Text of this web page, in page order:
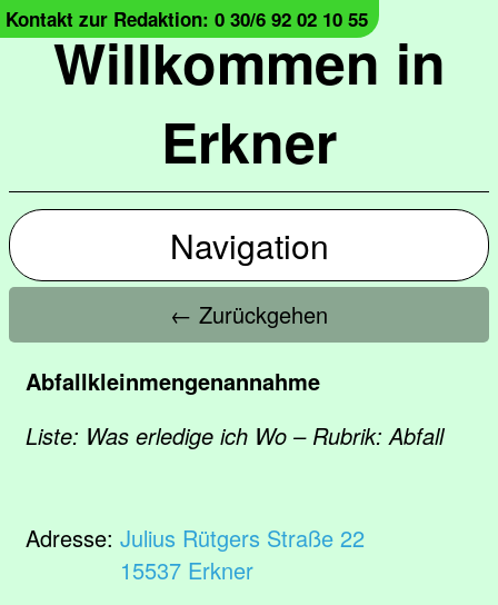
Willkommen in
Erkner
Kontakt zur Redaktion: 0 30/6 92 02 10 55
Navigation
← Zurückgehen
Abfallkleinmengenannahme
Liste: Was erledige ich Wo – Rubrik: Abfall
Adresse: Julius Rütgers Straße 22
15537 Erkner